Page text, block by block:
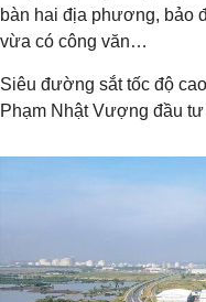
bàn hai địa phương, bảo
vừa có công văn…
Siêu đường sắt tốc độ
Phạm Nhật Vượng đầu